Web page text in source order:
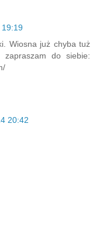
19:19
Wiosna już chyba tuż
do siebie:
20:42